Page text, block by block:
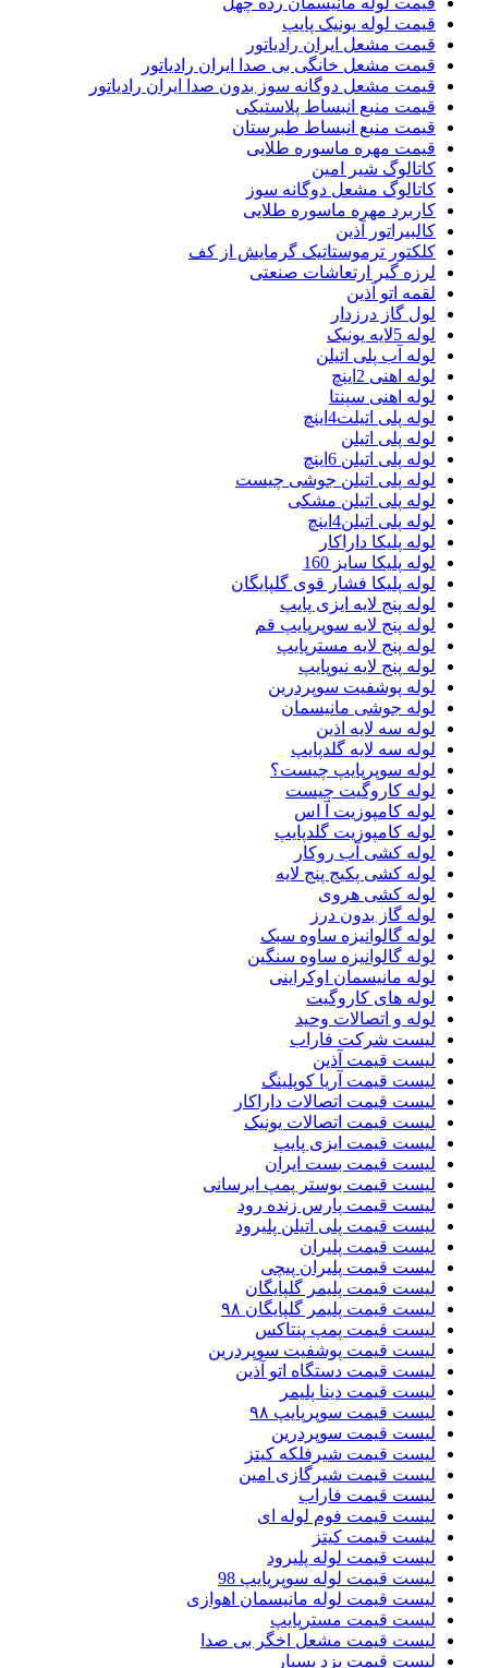
قیمت لوله یونیک پایپ
قیمت مشعل ایران رادیاتور
قیمت مشعل خانگی بی صدا ایران رادیاتور
قیمت مشعل دوگانه سوز بدون صدا ایران رادیاتور
قیمت منبع انبساط پلاستیکی
قیمت منبع انبساط طبرستان
قیمت مهره ماسوره طلایی
کاتالوگ شیر امین
کاتالوگ مشعل دوگانه سوز
کاربرد مهره ماسوره طلایی
کالبیراتور آذین
کلکتور ترموستاتیک گرمایش از کف
لرزه گیر ارتعاشات صنعتی
لقمه اتو آذین
لول گاز درزدار
لوله 5لایه یونیک
لوله آب پلی اتیلن
لوله اهنی 2اینچ
لوله اهنی سپنتا
لوله پلی اتیلت4اینچ
لوله پلی اتیلن
لوله پلی اتیلن 6اینچ
لوله پلی اتیلن جوشی چیست
لوله پلی اتیلن مشکی
لوله پلی اتیلن4اینچ
لوله پلیکا داراکار
لوله پلیکا سایز 160
لوله پلیکا فشار قوی گلپایگان
لوله پنج لایه ایزی پایپ
لوله پنج لایه سوپرپایپ قم
لوله پنج لایه مسترپایپ
لوله پنج لایه نیوپایپ
لوله پوشفیت سوپردرین
لوله جوشی مانیسمان
لوله سه لایه اذین
لوله سه لایه گلدپایپ
لوله سوپرپایپ چیست؟
لوله کاروگیت چیست
لوله کامپوزیت آ اس
لوله کامپوزیت گلدپایپ
لوله کشی آب روکار
لوله کشی پکیج پنج لایه
لوله کشی هروی
لوله گاز بدون درز
لوله گالوانیزه ساوه سبک
لوله گالوانیزه ساوه سنگین
لوله مانیسمان اوکراینی
لوله های کاروگیت
لوله و اتصالات وحید
لیست شرکت فاراب
لیست قیمت آذین
لیست قیمت آریا کوپلینگ
لیست قیمت اتصالات داراکار
لیست قیمت اتصالات یونیک
لیست قیمت ایزی پایپ
لیست قیمت بست ایران
لیست قیمت بوستر پمپ ابرسانی
لیست قیمت پارس زنده رود
لیست قیمت پلی اتیلن پلیرود
لیست قیمت پلیران
لیست قیمت پلیران پیچی
لیست قیمت پلیمر گلپایگان
لیست قیمت پلیمر گلپایگان ۹۸
لیست قیمت پمپ پنتاکس
لیست قیمت پوشفیت سوپردرین
لیست قیمت دستگاه اتو آذین
لیست قیمت دینا پلیمر
لیست قیمت سوپرپایپ ۹۸
لیست قیمت سوپردرین
لیست قیمت شیرفلکه کیتز
لیست قیمت شیرگازی امین
لیست قیمت فاراب
لیست قیمت فوم لوله ای
لیست قیمت کیتز
لیست قیمت لوله پلیرود
لیست قیمت لوله سوپرپایپ 98
لیست قیمت لوله مانیسمان اهوازی
لیست قیمت مسترپایپ
لیست قیمت مشعل اخگر بی صدا
لیست قیمت یزد بسپار